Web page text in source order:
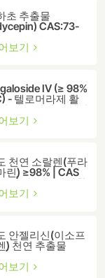
초 추출물
CAS:73-
보기
IV (≥ 98%
- 텔로머라제 활
및 세포 건강을 위한
엄 황기 추출물
보기
천연 소랄렌(푸라
린) ≥98% | CAS
7 | 연구용 생리활
물
보기
안젤리신(이소프
) 천연 추출물
| 연구 및 제약 등
보기